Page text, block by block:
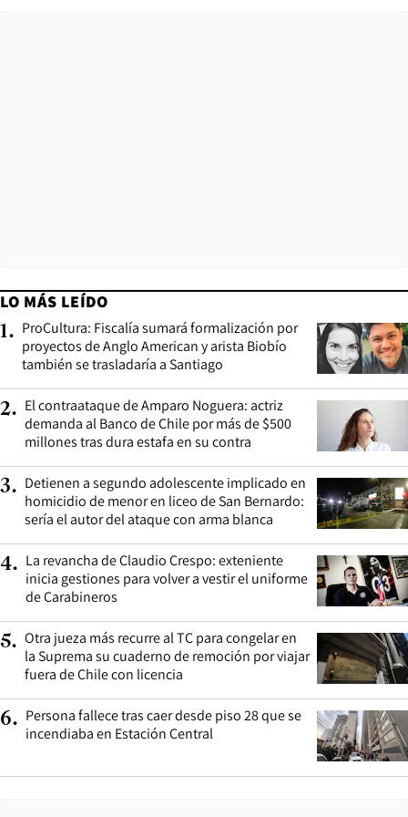
LO MÁS LEÍDO
1. ProCultura: Fiscalía sumará formalización por
proyectos de Anglo American y arista Biobío
también se trasladaría a Santiago
2. El contraataque de Amparo Noguera: actriz
demanda al Banco de Chile por más de $500
millones tras dura estafa en su contra
3. Detienen a segundo adolescente implicado en
homicidio de menor en liceo de San Bernardo:
sería el autor del ataque con arma blanca
4. La revancha de Claudio Crespo: exteniente
inicia gestiones para volver a vestir el uniforme
de Carabineros
5. Otra jueza más recurre al TC para congelar en
la Suprema su cuaderno de remoción por viajar
fuera de Chile con licencia
6. Persona fallece tras caer desde piso 28 que se
incendiaba en Estación Central